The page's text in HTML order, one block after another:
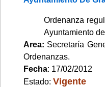
Ordenanza
Ayuntamiento
Area: Secretaría
Ordenanzas.
Fecha: 17/02/2012
Estado: Vigente